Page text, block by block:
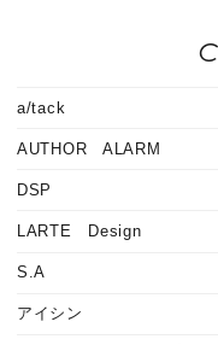
a/tack
AUTHOR ALARM
DSP
LARTE Design
S.A
アイシン